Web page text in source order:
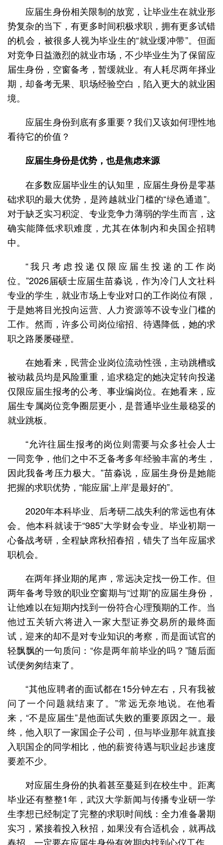
应届生身份相关限制的放宽，让毕业生在就业形
势复杂的当下，有更多时间积极求职，拥有更多试错
的机会，被很多人视为毕业生的“就业缓冲带”。但面
对竞争日益激烈的就业市场，不少毕业生为了保留应
届生身份，空窗备考，暂缓就业。有人耗尽两年择业
期，却备考无果、职场经验空白，陷入更大的就业困
境。
应届生身份到底有多重要？我们又该如何理性地
看待它的价值？
应届生身份是优势，也是焦虑来源
在多数应届毕业生的认知里，应届生身份是零基
础求职的最大优势，是跨越就业门槛的“绿色通道”。
对于缺乏实习积淀、专业竞争力薄弱的学生而言，这
确实能降低求职难度，尤其在体制内和央国企招聘
中。
“我只考虑投递仅限应届生投递的工作岗
位。”2026届硕士应届生苗淼说，作为冷门人文社科
专业的学生，就业市场上专业对口的工作岗位有限，
于是她将目光投向运营、人力资源等不设专业门槛的
工作。然而，许多公司岗位缩招、待遇降低，她的求
职之路屡屡碰壁。
在她看来，民营企业岗位流动性强，主动跳槽或
被动裁员均是风险重重，追求稳定的她决定转向投递
仅限应届生报考的公考、事业编岗位。在她看来，应
届生专属岗位竞争圈层更小，是普通毕业生最稳妥的
就业跳板。
“允许往届生报考的岗位则需要与众多社会人士
一同竞争，他们之中不乏备考多年经验丰富的考生，
因此我备考压力极大。”苗淼说，应届生身份是她能
把握的求职优势，“能应届‘上岸’是最好的”。
2020年本科毕业、后考研二战失利的常远也有体
会。他本科就读于“985”大学财会专业。毕业初期一
心备战考研，全程缺席秋招春招，错失了当年应届求
职机会。
在两年择业期的尾声，常远决定找一份工作。但
两年备考导致的职业空窗期与“过期”的应届生身份，
让他难以在短期内找到一份符合心理预期的工作。当
他过五关斩六将进入一家大型证券交易所的最终面
试，迎来的却不是对专业知识的考察，而是面试官的
轻飘飘的一句质问：“你是两年前毕业的吗？”随后面
试便匆匆结束了。
“其他应聘者的面试都在15分钟左右，只有我被
问了一个问题就结束了。”常远无奈地说。在他看
来，“不是应届生”是他面试失败的重要原因之一。最
终，他入职了一家国企子公司，但与毕业那年就直接
入职国企的同学相比，他的薪资待遇与职业起步速度
要差不少。
对应届生身份的执着甚至蔓延到在校生中。距离
毕业还有整整1年，武汉大学新闻与传播专业研一学
生李想已经制定了完整的求职时间线：全力准备暑期
实习，紧接着投入秋招，如果没有合适机会，就再战
春招，一定要在应届生身份有效期内找到心仪工作。